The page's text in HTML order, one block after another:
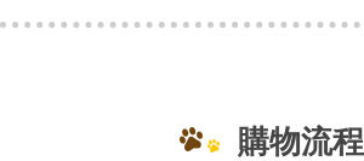
購物流程